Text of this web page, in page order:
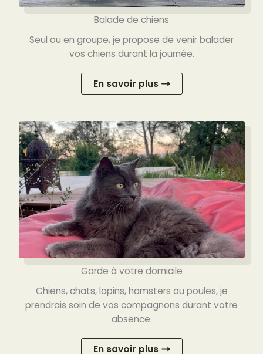
Balade de chiens
Seul ou en groupe, je propose de venir balader
vos chiens durant la journée.
En savoir plus
Garde à votre domicile
Chiens, chats, lapins, hamsters ou poules, je
prendrais soin de vos compagnons durant votre
absence.
En savoir plus